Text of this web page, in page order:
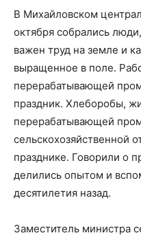
В Михайловском
октября собрались
важен труд на земле и
выращенное в поле.
перерабатывающей
праздник. Хлеборобы,
перерабатывающей
сельскохозяйственной
празднике. Говорили о
делились опытом и
десятилетия назад.
Заместитель министра